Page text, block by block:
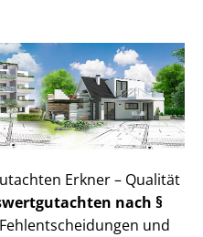
Erkner – Qualität
nach §
und